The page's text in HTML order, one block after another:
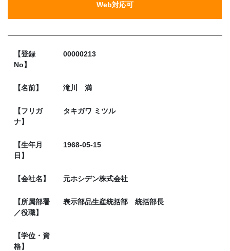
Web対応可
【登録
No】
00000213
【名前】 滝川 満
【フリガ
ナ】
タキガワ ミツル
【生年月
日】
1968-05-15
【会社名】 元ホシデン株式会社
【所属部署
／役職】
表示部品生産統括部 統括部長
【学位・資
格】